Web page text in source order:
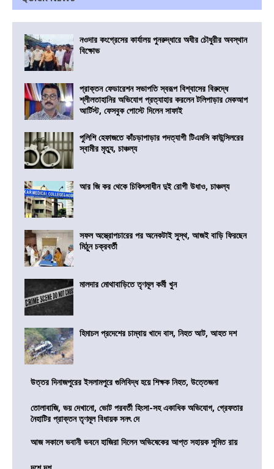
নওদার কংগ্রেসের কার্যালয় পুনরুদ্ধারে অধীর চৌধুরীর অবস্থান
বিক্ষোভ
প্রাক্তন ফেডারেশন সভাপতি স্বরূপ বিশ্বাসের বিরুদ্ধে
শ্লীলতাহানির অভিযোগ প্রত্যাহার করলেন টলিপাড়ার মেকআপ
আর্টিস্ট, ফেসবুক পোস্টে দিলেন সাফাই
পুলিশি হেফাজতে কাঁচড়াপাড়ার পদত্যাগী টিএমসি কাউন্সিলরের
স্বামীর মৃত্যু, চাঞ্চল্য
আর জি কর থেকে চিকিৎসাধীন দুই রোগী উধাও, চাঞ্চল্য
সফল অস্ত্রোপচারের পর অনেকটাই সুস্থ, আজই বাড়ি ফিরছেন
মিঠুন চক্রবর্তী
মালদার মোথাবাড়িতে তৃণমূল কর্মী খুন
হিমাচল প্রদেশের চাম্বায় খাদে বাস, নিহত আট, আহত দশ
উত্তর দিনাজপুরের ইসলামপুরে গুলিবিদ্ধ হয়ে শিক্ষক নিহত, উত্তেজনা
তোলাবাজি, ভয় দেখানো, ভোট পরবর্তী হিংসা-সহ একাধিক অভিযোগ, গ্রেফতার
নৈহাটির প্রাক্তন তৃণমূল বিধায়ক সনৎ দে
আজ সকালে ভবানী ভবনে হাজিরা দিলেন অভিষেকের আপ্ত সহায়ক সুমিত রায়